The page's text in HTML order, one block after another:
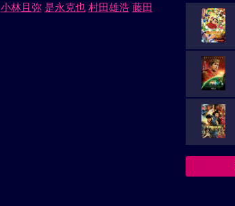
小林且弥 是永克也 村田雄浩 藤田